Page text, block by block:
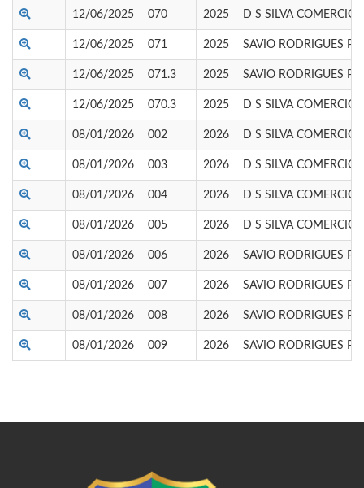
12/06/2025 070 2025 D S SILVA COMERCIO
12/06/2025 071 2025 SAVIO RODRIGUES
12/06/2025 071.3 2025 SAVIO RODRIGUES
12/06/2025 070.3 2025 D S SILVA COMERCIO
08/01/2026 002 2026 D S SILVA COMERCIO
08/01/2026 003 2026 D S SILVA COMERCIO
08/01/2026 004 2026 D S SILVA COMERCIO
08/01/2026 005 2026 D S SILVA COMERCIO
08/01/2026 006 2026 SAVIO RODRIGUES
08/01/2026 007 2026 SAVIO RODRIGUES
08/01/2026 008 2026 SAVIO RODRIGUES
08/01/2026 009 2026 SAVIO RODRIGUES